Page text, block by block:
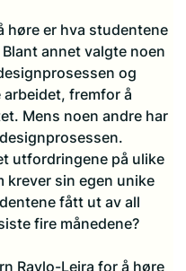
høre er hva studentene
annet valgte noen
og
fremfor å
Mens noen andre har
utfordringene på ulike
krever sin egen unike
fått ut av all
fire månedene?
Ravlo-Leira for å høre